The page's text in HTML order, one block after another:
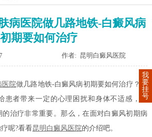
病医院做几路地铁-白癜风病
初期要如何治疗
作者: 昆明白癜风医院
医院做几路地铁-白癜风病初期要如何治疗？初
患者带来一定的心理困扰和身体不适感，因
的治疗非常重要。那么，在面对白癜风初期病
呢?看看昆明白癜风医院的介绍吧。
我
要
挂
号